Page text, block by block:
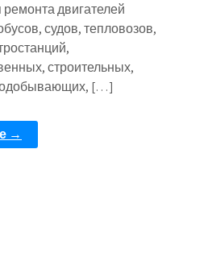
двигателей
судов, тепловозов,
строительных,
[…]
→